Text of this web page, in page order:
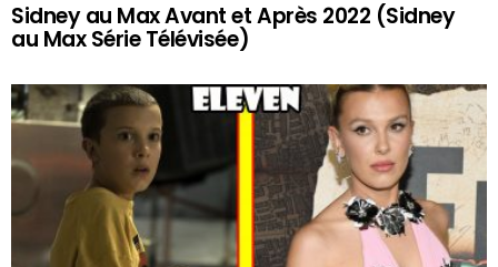
Sidney au Max Avant et Après 2022 (Sidney
au Max Série Télévisée)